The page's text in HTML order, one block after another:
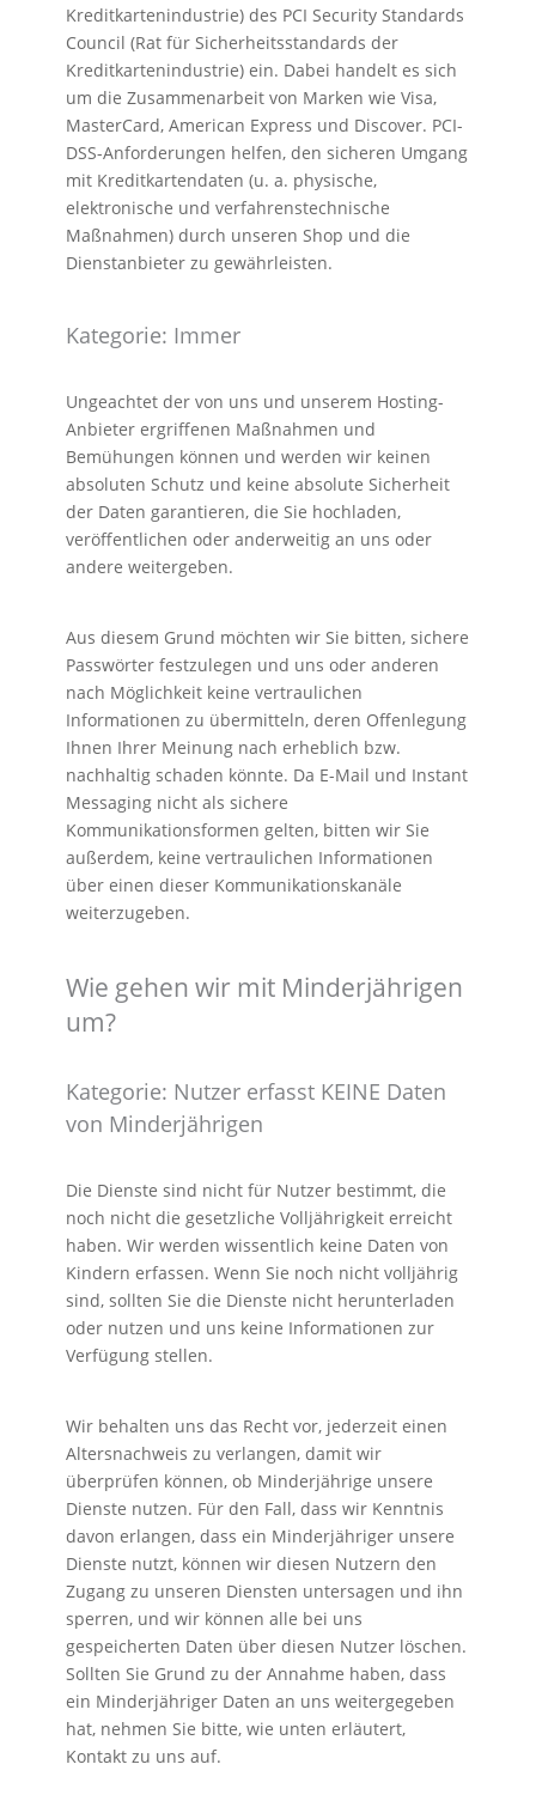
Kreditkartenindustrie) des PCI Security Standards
Council (Rat für Sicherheitsstandards der
Kreditkartenindustrie) ein. Dabei handelt es sich
um die Zusammenarbeit von Marken wie Visa,
MasterCard, American Express und Discover. PCI-
DSS-Anforderungen helfen, den sicheren Umgang
mit Kreditkartendaten (u. a. physische,
elektronische und verfahrenstechnische
Maßnahmen) durch unseren Shop und die
Dienstanbieter zu gewährleisten.
Kategorie: Immer
Ungeachtet der von uns und unserem Hosting-
Anbieter ergriffenen Maßnahmen und
Bemühungen können und werden wir keinen
absoluten Schutz und keine absolute Sicherheit
der Daten garantieren, die Sie hochladen,
veröffentlichen oder anderweitig an uns oder
andere weitergeben.
Aus diesem Grund möchten wir Sie bitten, sichere
Passwörter festzulegen und uns oder anderen
nach Möglichkeit keine vertraulichen
Informationen zu übermitteln, deren Offenlegung
Ihnen Ihrer Meinung nach erheblich bzw.
nachhaltig schaden könnte. Da E-Mail und Instant
Messaging nicht als sichere
Kommunikationsformen gelten, bitten wir Sie
außerdem, keine vertraulichen Informationen
über einen dieser Kommunikationskanäle
weiterzugeben.
Wie gehen wir mit Minderjährigen
um?
Kategorie: Nutzer erfasst KEINE Daten
von Minderjährigen
Die Dienste sind nicht für Nutzer bestimmt, die
noch nicht die gesetzliche Volljährigkeit erreicht
haben. Wir werden wissentlich keine Daten von
Kindern erfassen. Wenn Sie noch nicht volljährig
sind, sollten Sie die Dienste nicht herunterladen
oder nutzen und uns keine Informationen zur
Verfügung stellen.
Wir behalten uns das Recht vor, jederzeit einen
Altersnachweis zu verlangen, damit wir
überprüfen können, ob Minderjährige unsere
Dienste nutzen. Für den Fall, dass wir Kenntnis
davon erlangen, dass ein Minderjähriger unsere
Dienste nutzt, können wir diesen Nutzern den
Zugang zu unseren Diensten untersagen und ihn
sperren, und wir können alle bei uns
gespeicherten Daten über diesen Nutzer löschen.
Sollten Sie Grund zu der Annahme haben, dass
ein Minderjähriger Daten an uns weitergegeben
hat, nehmen Sie bitte, wie unten erläutert,
Kontakt zu uns auf.